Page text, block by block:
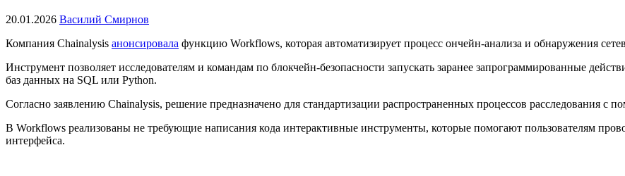
20.01.2026 Василий Смирнов
Компания Chainalysis анонсировала функцию Workflows, которая автоматизирует процесс ончейн-анализа и обнаружения
Инструмент позволяет исследователям и командам по блокчейн-безопасности запускать заранее запрограммированные
баз данных на SQL или Python.
Согласно заявлению Chainalysis, решение предназначено для стандартизации распространенных процессов расследования с
В Workflows реализованы не требующие написания кода интерактивные инструменты, которые помогают пользователям
интерфейса.